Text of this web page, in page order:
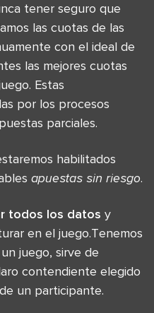
tener seguro que
las cuotas de las
con el ideal de
las mejores cuotas
Estas
por los procesos
parciales.
habilitados
apuestas sin riesgo.
todos los datos y
en el juego.Tenemos
juego, sirve de
contendiente elegido
un participante.